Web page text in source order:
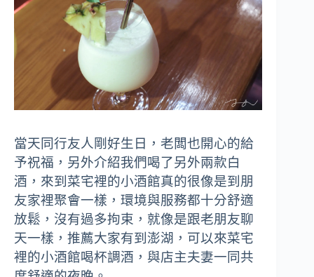
當天同行友人剛好生日，老闆也開心的給
予祝福，另外介紹我們喝了另外兩款白
酒，來到菜宅裡的小酒館真的很像是到朋
友家裡聚會一樣，環境與服務都十分舒適
放鬆，沒有過多拘束，就像是跟老朋友聊
天一樣，推薦大家有到澎湖，可以來菜宅
裡的小酒館喝杯調酒，與店主夫妻一同共